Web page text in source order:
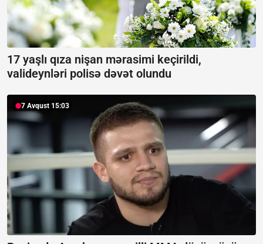
17 yaşlı qıza nişan mərasimi keçirildi,
valideynləri polisə dəvət olundu
7 Avqust 15:03